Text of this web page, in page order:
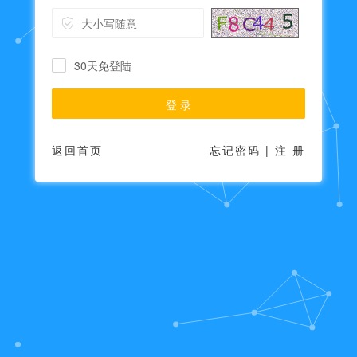
30天免登陆
登 录
返回首页 忘记密码 | 注 册